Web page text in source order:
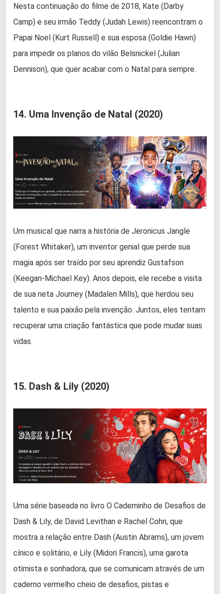
Nesta continuação do filme de 2018, Kate (Darby
Camp) e seu irmão Teddy (Judah Lewis) reencontram o
Papai Noel (Kurt Russell) e sua esposa (Goldie Hawn)
para impedir os planos do vilão Belsnickel (Julian
Dennison), que quer acabar com o Natal para sempre.
14. Uma Invenção de Natal (2020)
Um musical que narra a história de Jeronicus Jangle
(Forest Whitaker), um inventor genial que perde sua
magia após ser traído por seu aprendiz Gustafson
(Keegan-Michael Key). Anos depois, ele recebe a visita
de sua neta Journey (Madalen Mills), que herdou seu
talento e sua paixão pela invenção. Juntos, eles tentam
recuperar uma criação fantástica que pode mudar suas
vidas.
15. Dash & Lily (2020)
Uma série baseada no livro O Caderninho de Desafios de
Dash & Lily, de David Levithan e Rachel Cohn, que
mostra a relação entre Dash (Austin Abrams), um jovem
cínico e solitário, e Lily (Midori Francis), uma garota
otimista e sonhadora, que se comunicam através de um
caderno vermelho cheio de desafios, pistas e